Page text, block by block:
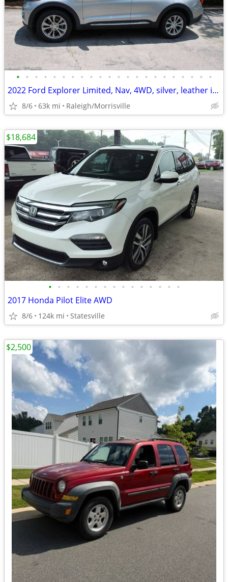
• • • • • • • • • • • • • • • • • • • • • •
2022 Ford Explorer Limited, Nav, 4WD, silver, leather interior
8/6 63k mi Raleigh/Morrisville
• • • • • • • • • • • • • • •
2017 Honda Pilot Elite AWD
8/6 124k mi Statesville
$18,684
$2,500